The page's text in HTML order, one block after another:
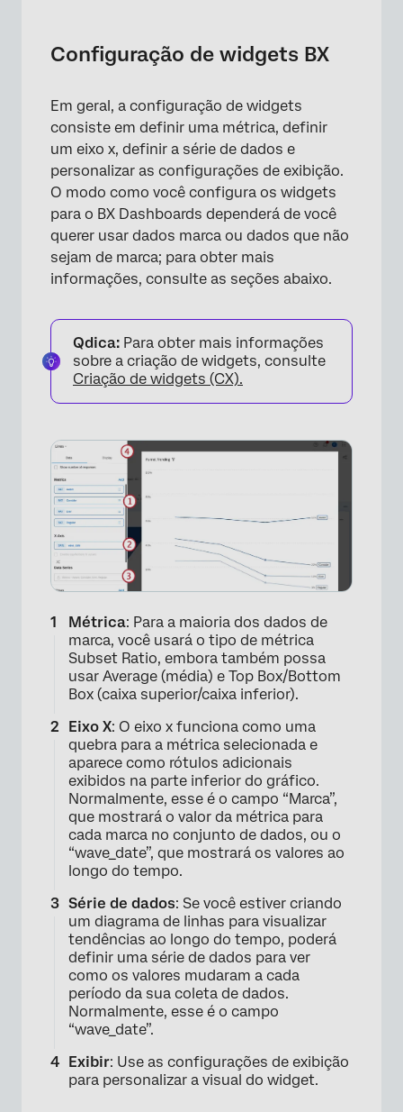
Configuração de widgets BX
Em geral, a configuração de widgets
consiste em definir uma métrica, definir
um eixo x, definir a série de dados e
personalizar as configurações de exibição.
O modo como você configura os widgets
para o BX Dashboards dependerá de você
querer usar dados marca ou dados que não
sejam de marca; para obter mais
informações, consulte as seções abaixo.
Qdica: Para obter mais informações
sobre a criação de widgets, consulte
Criação de widgets (CX).
Métrica: Para a maioria dos dados de
marca, você usará o tipo de métrica
Subset Ratio, embora também possa
usar Average (média) e Top Box/Bottom
Box (caixa superior/caixa inferior).
Eixo X: O eixo x funciona como uma
quebra para a métrica selecionada e
aparece como rótulos adicionais
exibidos na parte inferior do gráfico.
Normalmente, esse é o campo “Marca”,
que mostrará o valor da métrica para
cada marca no conjunto de dados, ou o
“wave_date”, que mostrará os valores ao
longo do tempo.
Série de dados: Se você estiver criando
um diagrama de linhas para visualizar
tendências ao longo do tempo, poderá
definir uma série de dados para ver
como os valores mudaram a cada
período da sua coleta de dados.
Normalmente, esse é o campo
“wave_date”.
Exibir: Use as configurações de exibição
para personalizar a visual do widget.